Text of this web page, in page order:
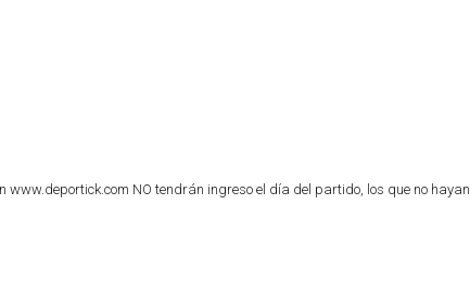
www.deportick.com NO tendrán ingreso el día del partido, los que no hayan